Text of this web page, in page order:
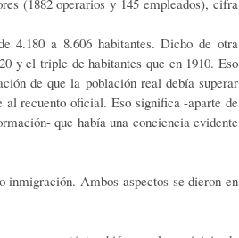
4.180 a 8.606 habitantes. Dicho de otra
y el triple de habitantes que en 1910. Eso
de que la población real debía superar
recuento oficial. Eso significa -aparte de
que había una conciencia evidente
inmigración. Ambos aspectos se dieron en